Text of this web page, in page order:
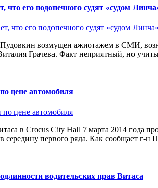
что его подопечного судят «судом
возмущен ажиотажем в СМИ,
Грачева. Факт неприятный, но
цене автомобиля
в Crocus City Hall 7 марта 2014 года
середину первого ряда. Как сообщает г-н
водительских прав Витаса